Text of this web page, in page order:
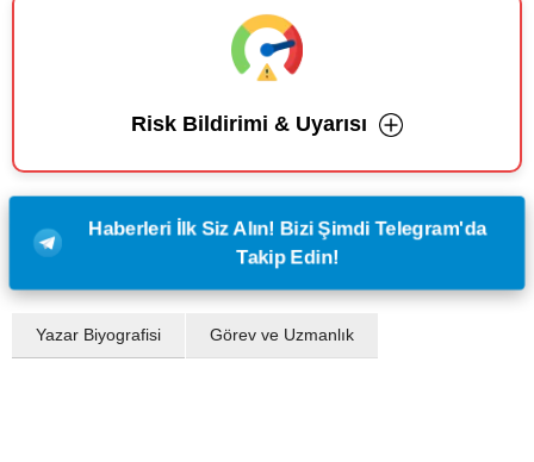
Risk Bildirimi & Uyarısı
Haberleri İlk Siz Alın! Bizi Şimdi Telegram'da
Takip Edin!
Yazar Biyografisi Görev ve Uzmanlık